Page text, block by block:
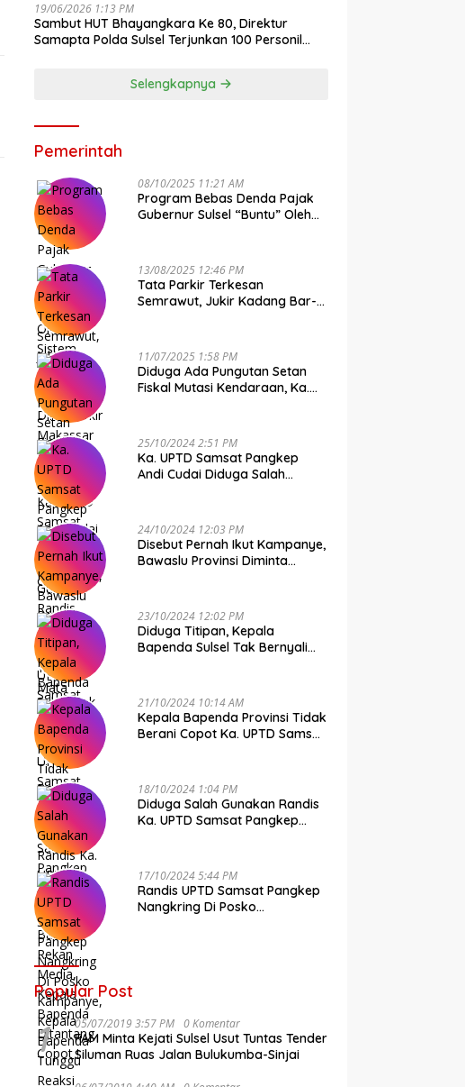
19/06/2026 1:13 PM
Sambut HUT Bhayangkara Ke 80, Direktur
Samapta Polda Sulsel Terjunkan 100 Personil
Selengkapnya
Pemerintah
08/10/2025 11:21 AM
Program Bebas Denda Pajak
Gubernur Sulsel “Buntu” Oleh
13/08/2025 12:46 PM
Tata Parkir Terkesan
Semrawut, Jukir Kadang Bar-
11/07/2025 1:58 PM
Diduga Ada Pungutan Setan
Fiskal Mutasi Kendaraan, Ka.
25/10/2024 2:51 PM
Ka. UPTD Samsat Pangkep
Andi Cudai Diduga Salah
24/10/2024 12:03 PM
Disebut Pernah Ikut Kampanye,
Bawaslu Provinsi Diminta
23/10/2024 12:02 PM
Diduga Titipan, Kepala
Bapenda Sulsel Tak Bernyali
21/10/2024 10:14 AM
Kepala Bapenda Provinsi Tidak
Berani Copot Ka. UPTD Samsat
18/10/2024 1:04 PM
Diduga Salah Gunakan Randis
Ka. UPTD Samsat Pangkep
17/10/2024 5:44 PM
Randis UPTD Samsat Pangkep
Nangkring Di Posko
Popular Post
1 05/07/2019 3:57 PM 0 Komentar
FAM Minta Kejati Sulsel Usut Tuntas Tender
Siluman Ruas Jalan Bulukumba-Sinjai